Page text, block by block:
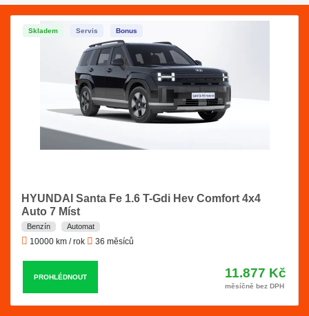
Skladem Servis Bonus
HYUNDAI Santa Fe 1.6 T-Gdi Hev Comfort 4x4
Auto 7 Míst
Benzín Automat
10000 km / rok 36 měsíců
PROHLÉDNOUT 11.877 Kč
měsíčně bez DPH